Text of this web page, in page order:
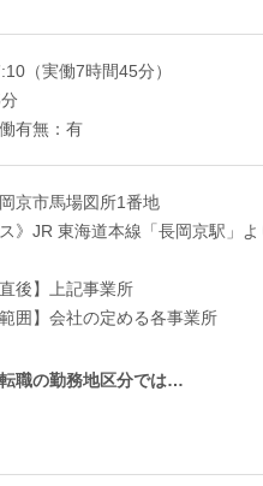
（実働7時間45分）
有無：有
京市馬場図所1番地
ス》JR 東海道本線「長岡京駅」
直後】上記事業所
範囲】会社の定める各事業所
職の勤務地区分では…